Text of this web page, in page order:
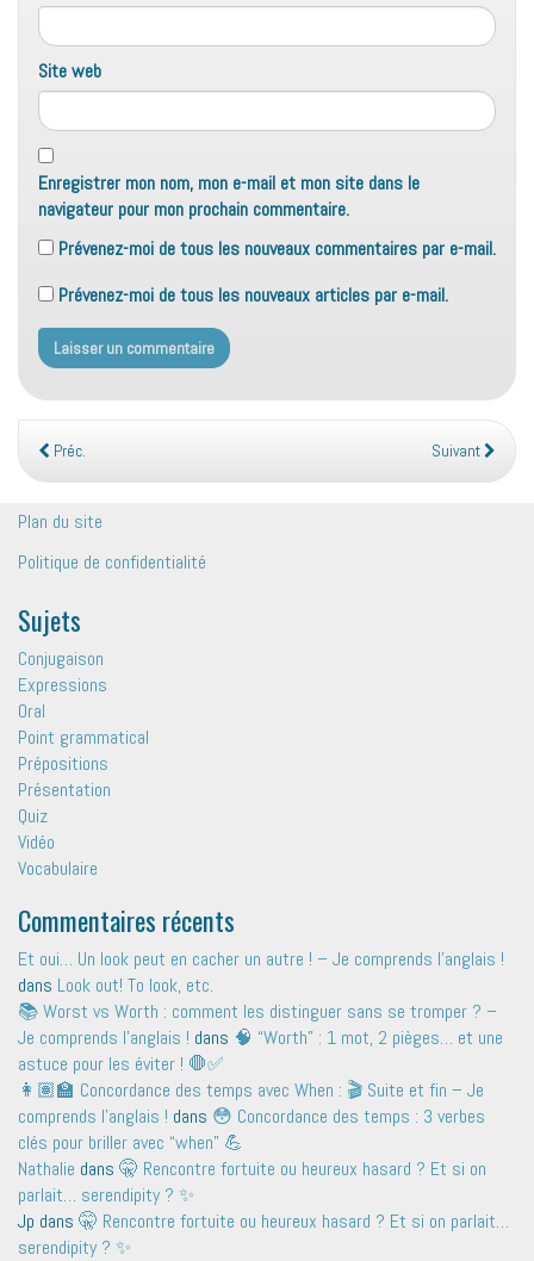
Site web
Enregistrer mon nom, mon e-mail et mon site dans le
navigateur pour mon prochain commentaire.
Prévenez-moi de tous les nouveaux commentaires par e-mail.
Prévenez-moi de tous les nouveaux articles par e-mail.
Préc. Suivant
Plan du site
Politique de confidentialité
Sujets
Conjugaison
Expressions
Oral
Point grammatical
Prépositions
Présentation
Quiz
Vidéo
Vocabulaire
Commentaires récents
Et oui… Un look peut en cacher un autre ! – Je comprends l'anglais !
dans Look out! To look, etc.
📚 Worst vs Worth : comment les distinguer sans se tromper ? –
Je comprends l'anglais ! dans 🧠 “Worth” : 1 mot, 2 pièges… et une
astuce pour les éviter ! 🛑✅
👩🏽‍🏫 Concordance des temps avec When : 🎬 Suite et fin – Je
comprends l'anglais ! dans 😳 Concordance des temps : 3 verbes
clés pour briller avec “when” 💪
Nathalie dans 🤫 Rencontre fortuite ou heureux hasard ? Et si on
parlait… serendipity ? ✨
Jp dans 🤫 Rencontre fortuite ou heureux hasard ? Et si on parlait…
serendipity ? ✨